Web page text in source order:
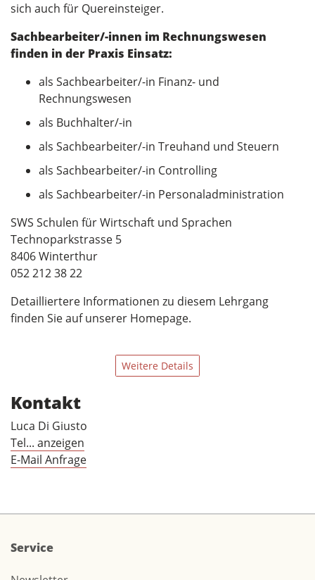
sich auch für Quereinsteiger.
Sachbearbeiter/-innen im Rechnungswesen
finden in der Praxis Einsatz:
als Sachbearbeiter/-in Finanz- und
Rechnungswesen
als Buchhalter/-in
als Sachbearbeiter/-in Treuhand und Steuern
als Sachbearbeiter/-in Controlling
als Sachbearbeiter/-in Personaladministration
SWS Schulen für Wirtschaft und Sprachen
Technoparkstrasse 5
8406 Winterthur
052 212 38 22
Detailliertere Informationen zu diesem Lehrgang
finden Sie auf unserer Homepage.
Weitere Details
Kontakt
Luca Di Giusto
Tel... anzeigen
E-Mail Anfrage
Service